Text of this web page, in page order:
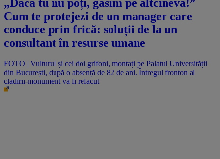
„Dacă tu nu poți, găsim pe altcineva!”
Cum te protejezi de un manager care
conduce prin frică: soluții de la un
consultant în resurse umane
FOTO | Vulturul și cei doi grifoni, montați pe Palatul Universității
din București, după o absență de 82 de ani. Întregul fronton al
clădirii-monument va fi refăcut